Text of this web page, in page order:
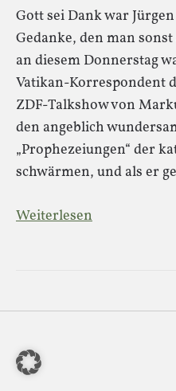
Gott sei Dank war
Gedanke, den man
an diesem Donnerstag
Vatikan-Korrespondent
ZDF-Talkshow von
den angeblich
„Prophezeiungen“ der
schwärmen, und als er
Weiterlesen